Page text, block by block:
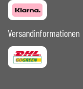
Versandinformationen